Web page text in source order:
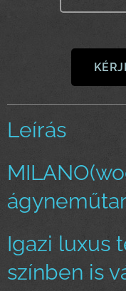
Leírás
Igazi luxus
színben is